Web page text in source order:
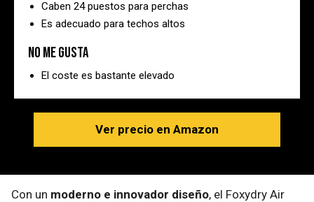
Caben 24 puestos para perchas
Es adecuado para techos altos
No me gusta
El coste es bastante elevado
Ver precio en Amazon
Con un moderno e innovador diseño, el Foxydry Air